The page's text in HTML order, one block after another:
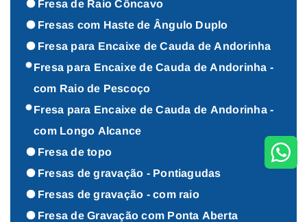
Fresa de Raio Côncavo
Fresas com Haste de Ângulo Duplo
Fresa para Encaixe de Cauda de Andorinha
Fresa para Encaixe de Cauda de Andorinha -
com Raio de Pescoço
Fresa para Encaixe de Cauda de Andorinha -
com Longo Alcance
Fresa de topo
Fresas de gravação - Pontiagudas
Fresas de gravação - com raio
Fresa de Gravação com Ponta Aberta